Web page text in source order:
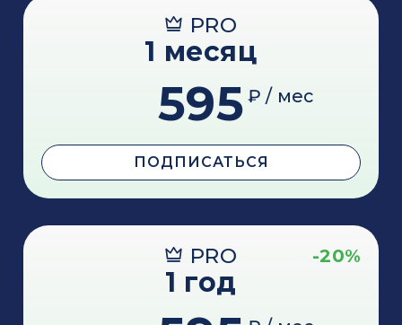
PRO
1 месяц
595 ₽ / мес
ПОДПИСАТЬСЯ
PRO -20%
1 год